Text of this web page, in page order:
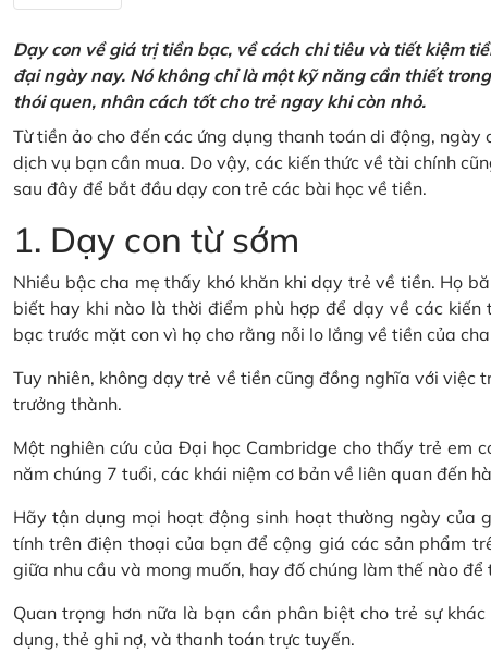
Dạy con về giá trị tiền bạc, về cách chi tiêu và tiết kiệm
đại ngày nay. Nó không chỉ là một kỹ năng cần thiết
thói quen, nhân cách tốt cho trẻ ngay khi còn nhỏ.
Từ tiền ảo cho đến các ứng dụng thanh toán di động,
dịch vụ bạn cần mua. Do vậy, các kiến thức về tài chính
sau đây để bắt đầu dạy con trẻ các bài học về tiền.
1. Dạy con từ sớm
Nhiều bậc cha mẹ thấy khó khăn khi dạy trẻ về tiền. Họ
biết hay khi nào là thời điểm phù hợp để dạy về các
bạc trước mặt con vì họ cho rằng nỗi lo lắng về tiền của
Tuy nhiên, không dạy trẻ về tiền cũng đồng nghĩa với việc
trưởng thành.
Một nghiên cứu của Đại học Cambridge cho thấy trẻ em
năm chúng 7 tuổi, các khái niệm cơ bản về liên quan đến
Hãy tận dụng mọi hoạt động sinh hoạt thường ngày
tính trên điện thoại của bạn để cộng giá các sản phẩm
giữa nhu cầu và mong muốn, hay đố chúng làm thế nào để
Quan trọng hơn nữa là bạn cần phân biệt cho trẻ sự
dụng, thẻ ghi nợ, và thanh toán trực tuyến.